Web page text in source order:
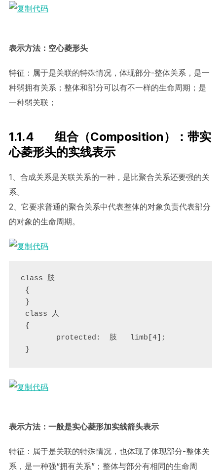
表示方法：空心菱形头
特征：属于是关联的特殊情况，体现部分-整体关系，是一
种弱拥有关系；整体和部分可以有不一样的生命周期；是
一种弱关联；
1.1.4 组合（Composition）：带实
心菱形头的实线表示
1、合成关系是关联关系的一种，是比聚合关系还要强的关
系。
2、它要求普通的聚合关系中代表整体的对象负责代表部分
的对象的生命周期。
class 肢
{
}
class 人
{
        protected:  肢   limb[4];
}
表示方法：一般是实心菱形加实线箭头表示
特征：属于是关联的特殊情况，也体现了体现部分-整体关
系，是一种强“拥有关系”；整体与部分有相同的生命周